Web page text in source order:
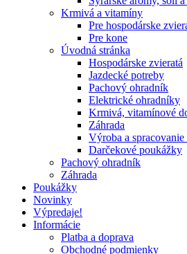
Krmivá a vitamíny
Pre hospodárske
Pre kone
Úvodná stránka
Hospodárske zvieratá
Jazdecké potreby
Pachový ohradník
Elektrické ohradníky
Krmivá, vitamínové
Záhrada
Výroba a
Darčekové poukážky
Pachový ohradník
Záhrada
Poukážky
Novinky
Výpredaje!
Informácie
Platba a doprava
Obchodné podmienky